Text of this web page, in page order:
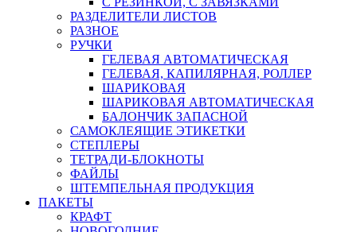
РАЗДЕЛИТЕЛИ ЛИСТОВ
РАЗНОЕ
РУЧКИ
ГЕЛЕВАЯ АВТОМАТИЧЕСКАЯ
ГЕЛЕВАЯ, КАПИЛЯРНАЯ, РОЛЛЕР
ШАРИКОВАЯ
ШАРИКОВАЯ АВТОМАТИЧЕСКАЯ
БАЛОНЧИК ЗАПАСНОЙ
САМОКЛЕЯЩИЕ ЭТИКЕТКИ
СТЕПЛЕРЫ
ТЕТРАДИ-БЛОКНОТЫ
ФАЙЛЫ
ШТЕМПЕЛЬНАЯ ПРОДУКЦИЯ
ПАКЕТЫ
КРАФТ